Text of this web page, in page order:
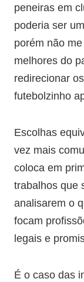
peneiras em
poderia ser
porém não
melhores do
redirecionar
futebolzinho
Escolhas
vez mais
coloca em
trabalhos que
analisarem o
focam
legais e
É o caso das